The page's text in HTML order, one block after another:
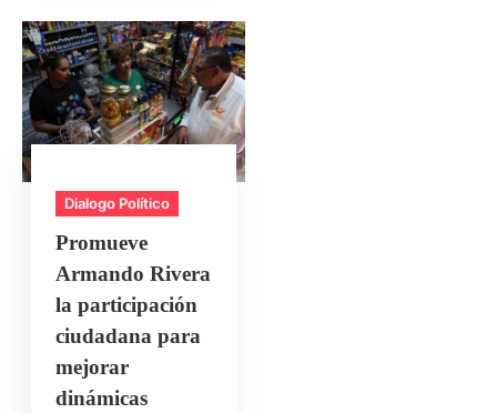
Dialogo Político
Promueve
Armando Rivera
la participación
ciudadana para
mejorar
dinámicas